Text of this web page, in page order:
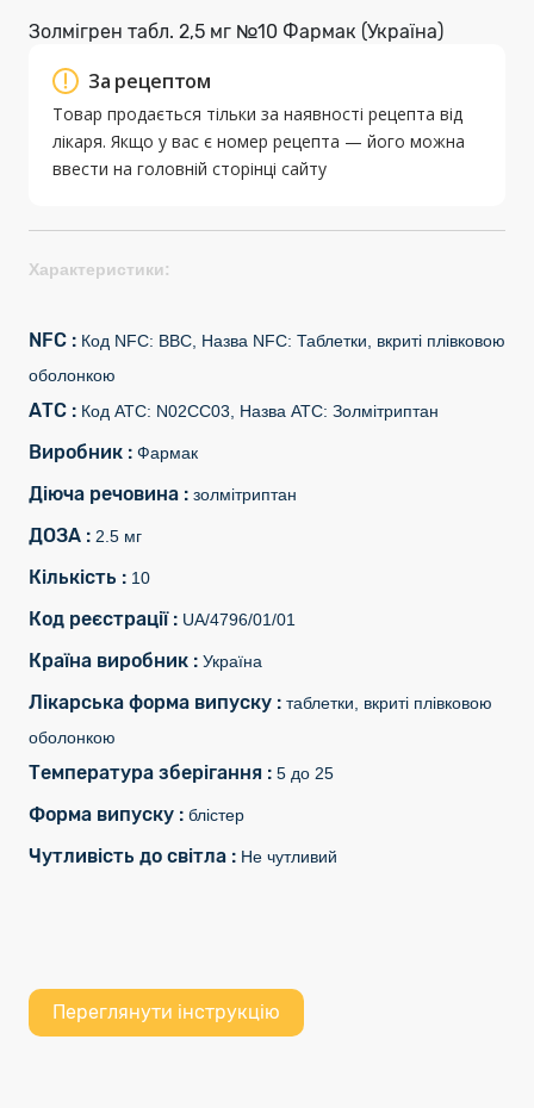
Золмігрен табл. 2,5 мг №10 Фармак (Україна)
За рецептом
Товар продається тільки за наявності рецепта від
лікаря. Якщо у вас є номер рецепта — його можна
ввести на головній сторінці сайту
Характеристики:
NFC : Код NFC: BBC, Назва NFC: Таблетки, вкриті плівковою
оболонкою
АТС : Код АТС: N02CC03, Назва АТС: Золмітриптан
Виробник : Фармак
Діюча речовина : золмітриптан
ДОЗА : 2.5 мг
Кількість : 10
Код реєстрації : UA/4796/01/01
Країна виробник : Україна
Лікарська форма випуску : таблетки, вкриті плівковою
оболонкою
Температура зберігання : 5 до 25
Форма випуску : блістер
Чутливість до світла : Не чутливий
Переглянути інструкцію